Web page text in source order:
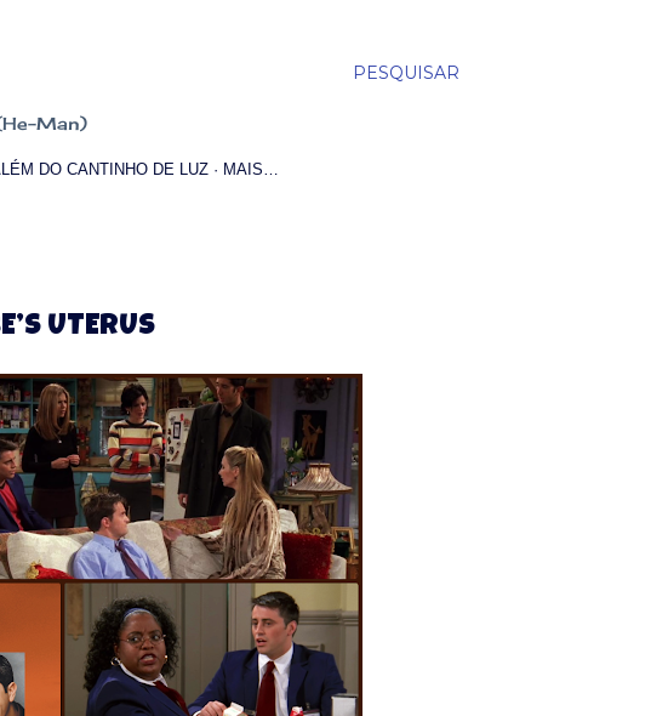
PESQUISAR
Man)
DO CANTINHO DE LUZ MAIS…
UTERUS